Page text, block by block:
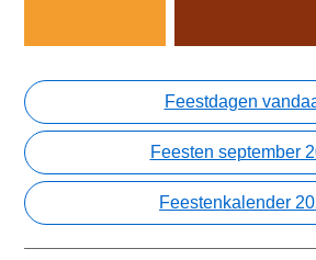
Feestdagen
Feesten september
Feestenkalender